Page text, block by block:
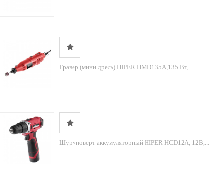
Гравер (мини дрель) HIPER HMD135A,135 Вт,...
Шуруповерт аккумуляторный HIPER HCD12A, 12В,...